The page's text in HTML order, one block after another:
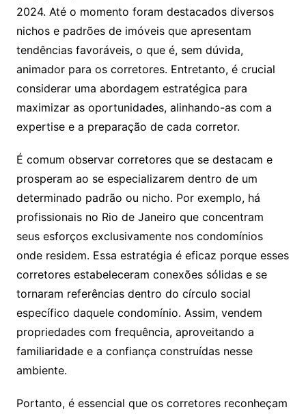
2024. Até o momento foram destacados diversos
nichos e padrões de imóveis que apresentam
tendências favoráveis, o que é, sem dúvida,
animador para os corretores. Entretanto, é crucial
considerar uma abordagem estratégica para
maximizar as oportunidades, alinhando-as com a
expertise e a preparação de cada corretor.
É comum observar corretores que se destacam e
prosperam ao se especializarem dentro de um
determinado padrão ou nicho. Por exemplo, há
profissionais no Rio de Janeiro que concentram
seus esforços exclusivamente nos condomínios
onde residem. Essa estratégia é eficaz porque esses
corretores estabeleceram conexões sólidas e se
tornaram referências dentro do círculo social
específico daquele condomínio. Assim, vendem
propriedades com frequência, aproveitando a
familiaridade e a confiança construídas nesse
ambiente.
Portanto, é essencial que os corretores reconheçam